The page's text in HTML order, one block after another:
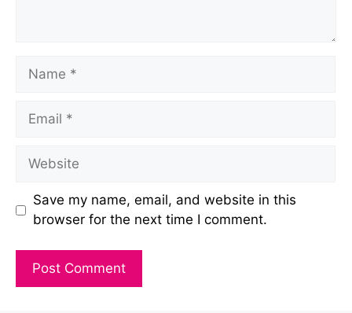
Name
Email
Website
Save my name, email, and website in this
browser for the next time I comment.